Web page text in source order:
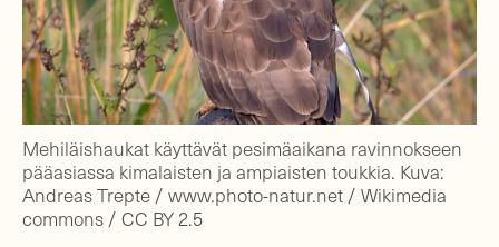
Mehiläishaukat käyttävät pesimäaikana ravinnokseen
pääasiassa kimalaisten ja ampiaisten toukkia. Kuva:
Andreas Trepte / www.photo-natur.net / Wikimedia
commons / CC BY 2.5